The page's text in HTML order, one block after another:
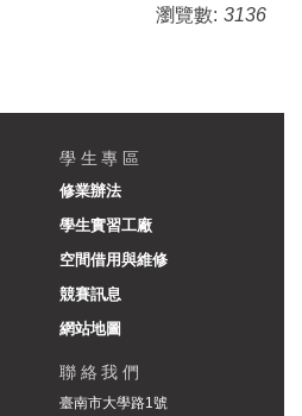
瀏覽數: 3136
學生專區
修業辦法
學生實習工廠
空間借用與維修
競賽訊息
網站地圖
聯絡我們
臺南市大學路1號